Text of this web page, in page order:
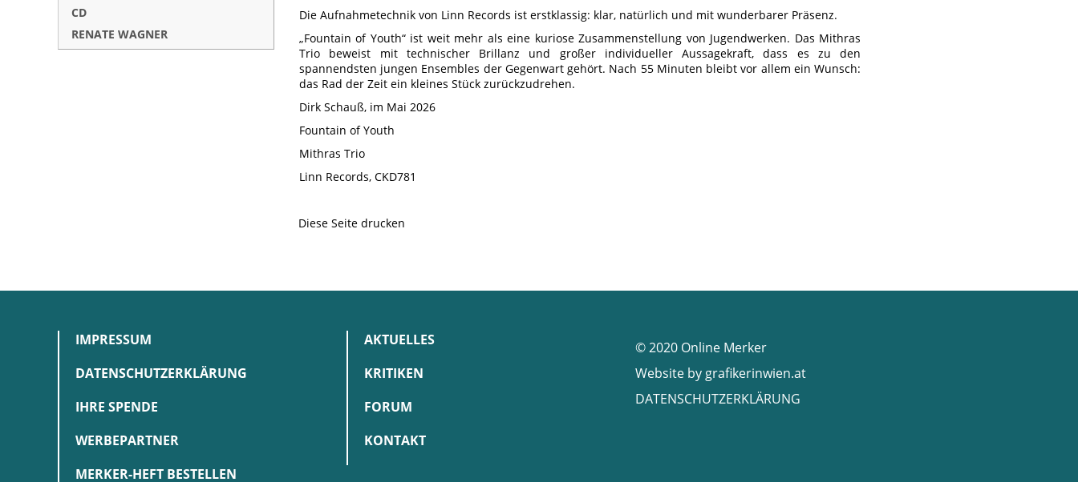
Die Aufnahmetechnik von Linn Records ist erstklassig: klar, natürlich und mit wunderbarer Präsenz.
„Fountain of Youth“ ist weit mehr als eine kuriose Zusammenstellung von Jugendwerken. Das Mithras
Trio beweist mit technischer Brillanz und großer individueller Aussagekraft, dass es zu den
spannendsten jungen Ensembles der Gegenwart gehört. Nach 55 Minuten bleibt vor allem ein Wunsch:
das Rad der Zeit ein kleines Stück zurückzudrehen.
Dirk Schauß, im Mai 2026
Fountain of Youth
Mithras Trio
Linn Records, CKD781
Diese Seite drucken
CD
RENATE WAGNER
IMPRESSUM
DATENSCHUTZERKLÄRUNG
IHRE SPENDE
WERBEPARTNER
MERKER-HEFT BESTELLEN
AKTUELLES
KRITIKEN
FORUM
KONTAKT
© 2020 Online Merker
Website by grafikerinwien.at
DATENSCHUTZERKLÄRUNG